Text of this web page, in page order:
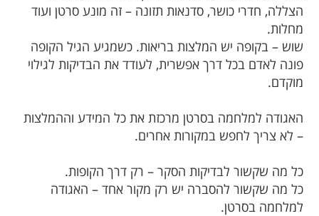
הצללה, חדרי כושר, סדנאות תזונה – זה מונע סרטן ועוד
מחלות.
שוש – בקופה יש המלצות בריאות. כשמגיע הגיל הקופה
פונה לאדם בכל דרך אפשרית, לעודד את הבדיקות לגילוי
מוקדם.
האגודה למלחמה בסרטן מרכזת את כל המידע וההמלצות
– לא צריך לחפש במקורות אחרים.
כל מה שקשור לבדיקות הסקר – רק דרך הקופות.
כל מה שקשור להסברה יש רק מקור אחד – האגודה
למלחמה בסרטן.